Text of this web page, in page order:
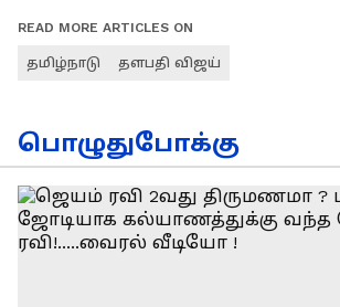
READ MORE ARTICLES ON
தமிழ்நாடு தளபதி விஜய்
பொழுதுபோக்கு